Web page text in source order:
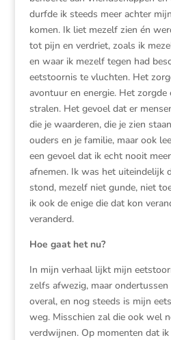
durfde ik steeds meer achter
komen. Ik liet mezelf zien én
tot pijn en verdriet, zoals ik
en waar ik mezelf tegen had
eetstoornis te vluchten. Het
avontuur en energie. Het
stralen. Het gevoel dat er
die je waarderen, die je zien
ouders en je familie, maar ook
een gevoel dat ik echt nooit
afnemen. Ik was het uiteindelijk
stond, mezelf niet gunde, niet
ik ook de enige die dat kon
veranderd.
Hoe gaat het nu?
In mijn verhaal lijkt mijn
zelfs afwezig, maar
overal, en nog steeds is mijn
weg. Misschien zal die ook wel
verdwijnen. Op momenten dat